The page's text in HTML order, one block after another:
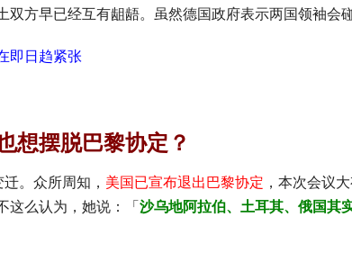
方早已经互有龃龉。虽然德国政府表示两国领袖会
即日趋紧张
想摆脱巴黎协定？
。众所周知， 美国已宣布退出巴黎协定 ，本次会议
这么认为，她说：「沙乌地阿拉伯、土耳其、俄国其